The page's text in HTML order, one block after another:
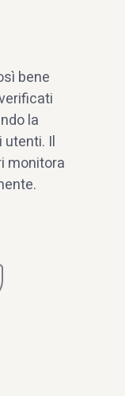
bene
la
Il
monitora